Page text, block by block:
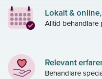
Lokalt &
Alltid behandlare
Relevant
Behandlare